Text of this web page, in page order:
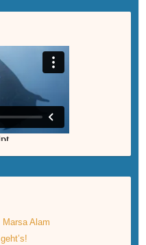
Marsa Alam